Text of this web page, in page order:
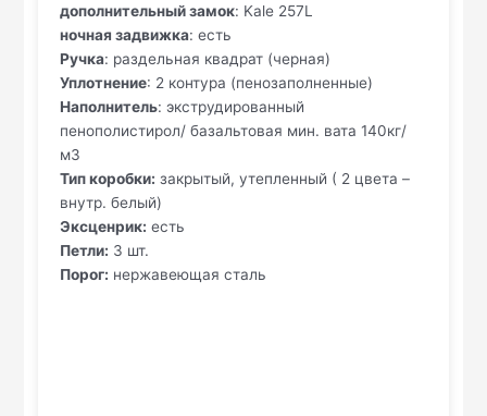
дополнительный замок: Kale 257L
ночная задвижка: есть
Ручка: раздельная квадрат (черная)
Уплотнение: 2 контура (пенозаполненные)
Наполнитель: экструдированный
пенополистирол/ базальтовая мин. вата 140кг/
м3
Тип коробки: закрытый, утепленный ( 2 цвета –
внутр. белый)
Эксценрик: есть
Петли: 3 шт.
Порог: нержавеющая сталь